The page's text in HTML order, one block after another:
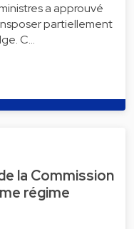
a approuvé
partiellement
C…
la Commission
régime